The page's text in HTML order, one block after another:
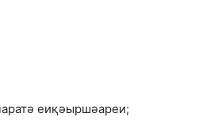
еиқәыршәареи;